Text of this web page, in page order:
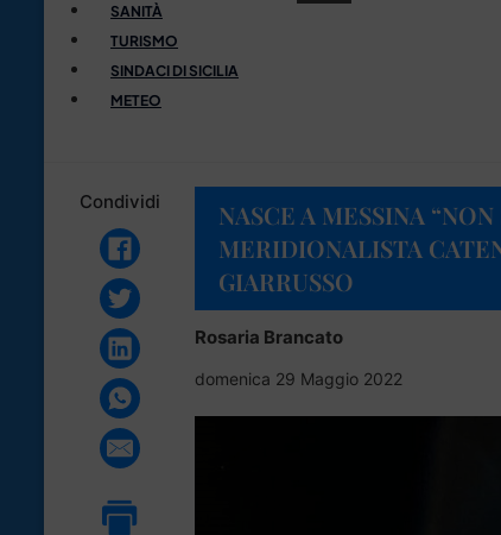
SANITÀ
TURISMO
SINDACI DI SICILIA
METEO
Condividi
NASCE A MESSINA
MERIDIONALISTA
GIARRUSSO
Rosaria Brancato
domenica 29 Maggio 2022